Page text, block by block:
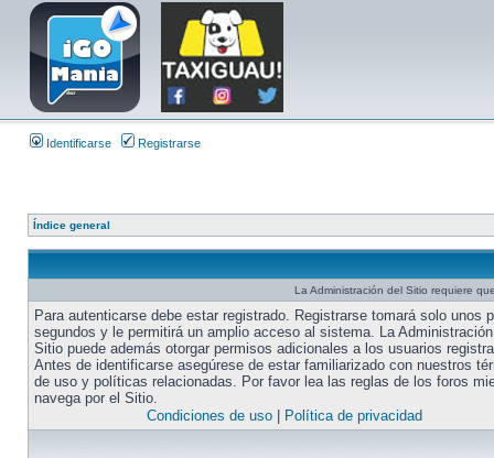
Identificarse Registrarse
Índice general
La Administración del Sitio requiere
Para autenticarse debe estar registrado. Registrarse tomará solo unos
segundos y le permitirá un amplio acceso al sistema. La
Sitio puede además otorgar permisos adicionales a los usuarios
Antes de identificarse asegúrese de estar familiarizado con nuestros
de uso y políticas relacionadas. Por favor lea las reglas de los foros
navega por el Sitio.
Condiciones de uso| Política de privacidad